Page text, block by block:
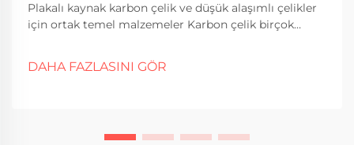
Plakalı kaynak karbon çelik ve düşük alaşımlı çelikler
için ortak temel malzemeler Karbon çelik birçok
malzeme olarak tercih edilmektedir. Ana nedenler?
Alternatiflerden daha ucuz ve iyi çalışıyor...
DAHA FAZLASINI GÖR